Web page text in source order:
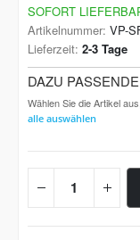
SOFORT
Artikelnummer VP-
Lieferzeit 2-3 Tage
DAZU
Wählen Sie die Artikel
alle auswählen